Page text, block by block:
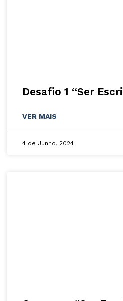
Desafio 1 “Ser
VER MAIS
4 de Junho, 2024